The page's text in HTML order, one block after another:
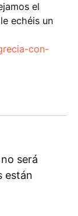
el
echéis un
con-
será
están